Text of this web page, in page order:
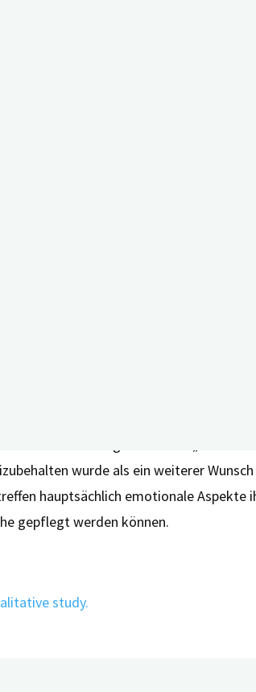
Demenz erforscht. Kennen
werden.
werden können, haben
mit der Familie und Freunden
der Demenzdiagnose taten. „Viele
wurde als ein weiterer
hauptsächlich emotionale Aspekte
gepflegt werden können.
study.